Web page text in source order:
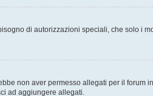
di autorizzazioni speciali, che solo i
non aver permesso allegati per il forum
ad aggiungere allegati.